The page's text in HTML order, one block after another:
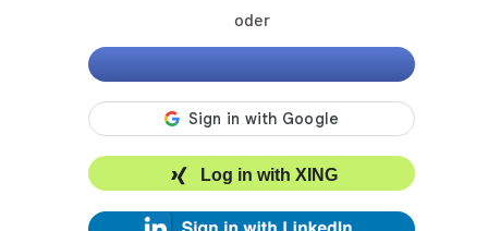
oder
Log in with XING